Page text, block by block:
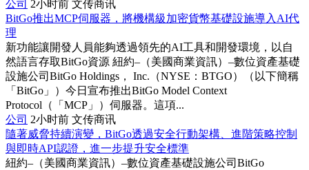
公司 2小时前 文传商讯
BitGo推出MCP伺服器，將機構級加密貨幣基礎設施導入AI代
理
新功能讓開發人員能夠透過領先的AI工具和開發環境，以自
然語言存取BitGo資源 紐約–（美國商業資訊）–數位資產基礎
設施公司BitGo Holdings， Inc.（NYSE：BTGO）（以下簡稱
「BitGo」）今日宣布推出BitGo Model Context
Protocol（「MCP」）伺服器。這項...
公司 2小时前 文传商讯
隨著威脅持續演變，BitGo透過安全行動架構、進階策略控制
與即時API認證，進一步提升安全標準
紐約–（美國商業資訊）–數位資產基礎設施公司BitGo